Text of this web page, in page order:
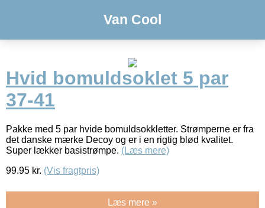
Van Cool
Hvid bomuldsoklet 5 par
37-41
Pakke med 5 par hvide bomuldsokkletter. Strømperne er fra
det danske mærke Decoy og er i en rigtig blød kvalitet.
Super lækker basistrømpe. (Læs mere)
99.95 kr. (Vis fragtpris)
Læs mere »